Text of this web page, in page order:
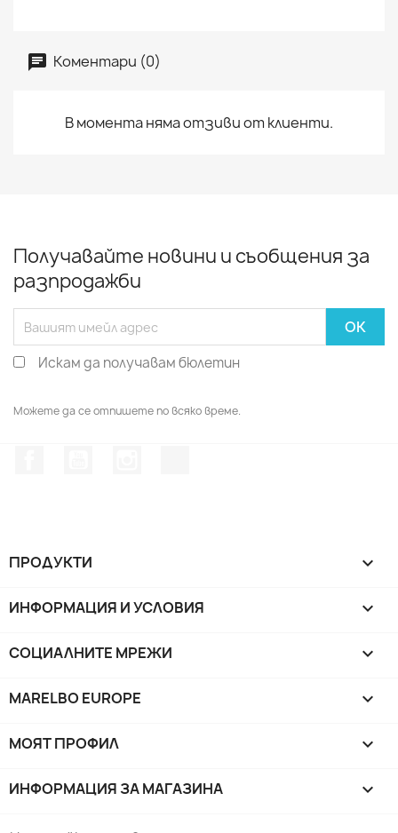
Коментари (0)
В момента няма отзиви от клиенти.
Получавайте новини и съобщения за
разпродажби
Искам да получавам бюлетин
Можете да се отпишете по всяко време.
ПРОДУКТИ 
ИНФОРМАЦИЯ И УСЛОВИЯ 
СОЦИАЛНИТЕ МРЕЖИ 
MARELBO EUROPE 
МОЯТ ПРОФИЛ 
ИНФОРМАЦИЯ ЗА МАГАЗИНА keyboard_arrow_down